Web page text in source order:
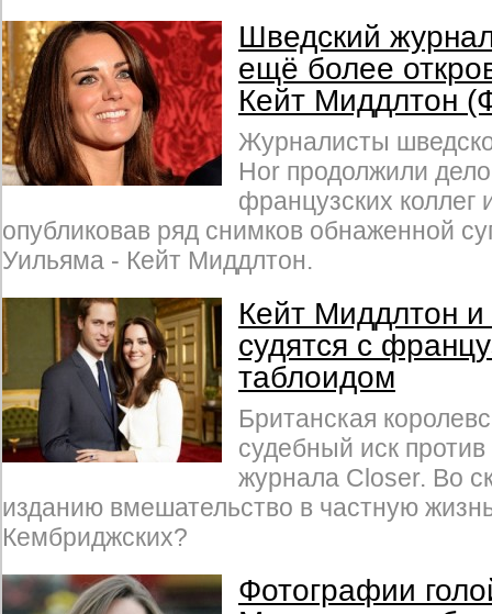
Шведский
ещё более
Кейт Миддлтон
Журналисты
Hor продолжили
французских коллег
опубликовав ряд снимков обнаженной
Уильяма - Кейт Миддлтон.
Кейт Миддлтон
судятся с
таблоидом
Британская
судебный иск
журнала Closer. Во
изданию вмешательство в частную
Кембриджских?
Фотографии